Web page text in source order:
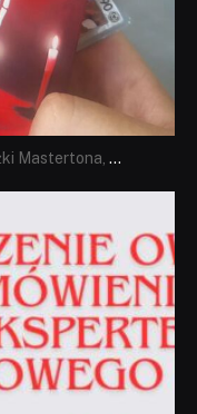
Mastertona, ...